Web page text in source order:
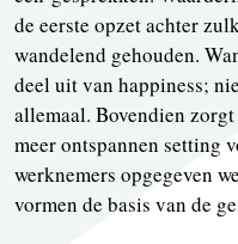
de eerste opzet achter
wandelend gehouden.
deel uit van happiness;
allemaal. Bovendien
meer ontspannen setting
werknemers opgegeven
vormen de basis van de